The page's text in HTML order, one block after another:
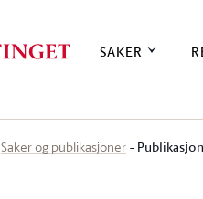
SAKER
Saker og publikasjoner